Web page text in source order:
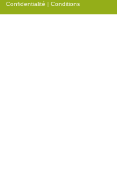
Confidentialité | Conditions